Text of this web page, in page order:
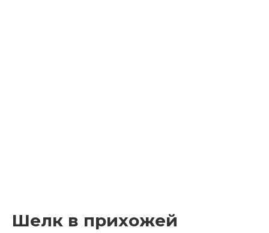
Шелк в прихожей